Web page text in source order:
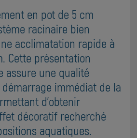
en pot de 5 cm
racinaire bien
acclimatation rapide à
Cette présentation
assure une qualité
immédiat de la
d'obtenir
décoratif recherché
aquatiques.